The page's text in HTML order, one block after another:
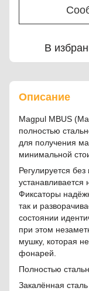
В
Описание
Magpul MBUS
полностью
для получения
минимальной
Регулируется без
устанавливается
Фиксаторы
так и
состоянии
при этом
мушку, которая
фонарей.
Полностью
Закалённая